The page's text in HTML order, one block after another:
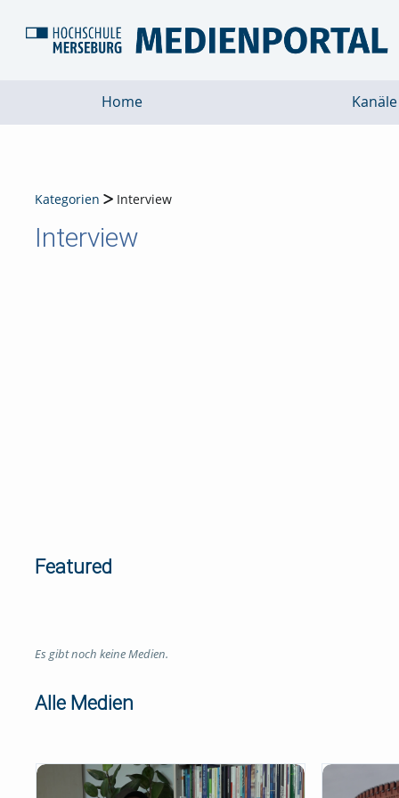
Home Kanäle
Kategorien Interview
Interview
Featured
Es gibt noch keine Medien.
Alle Medien